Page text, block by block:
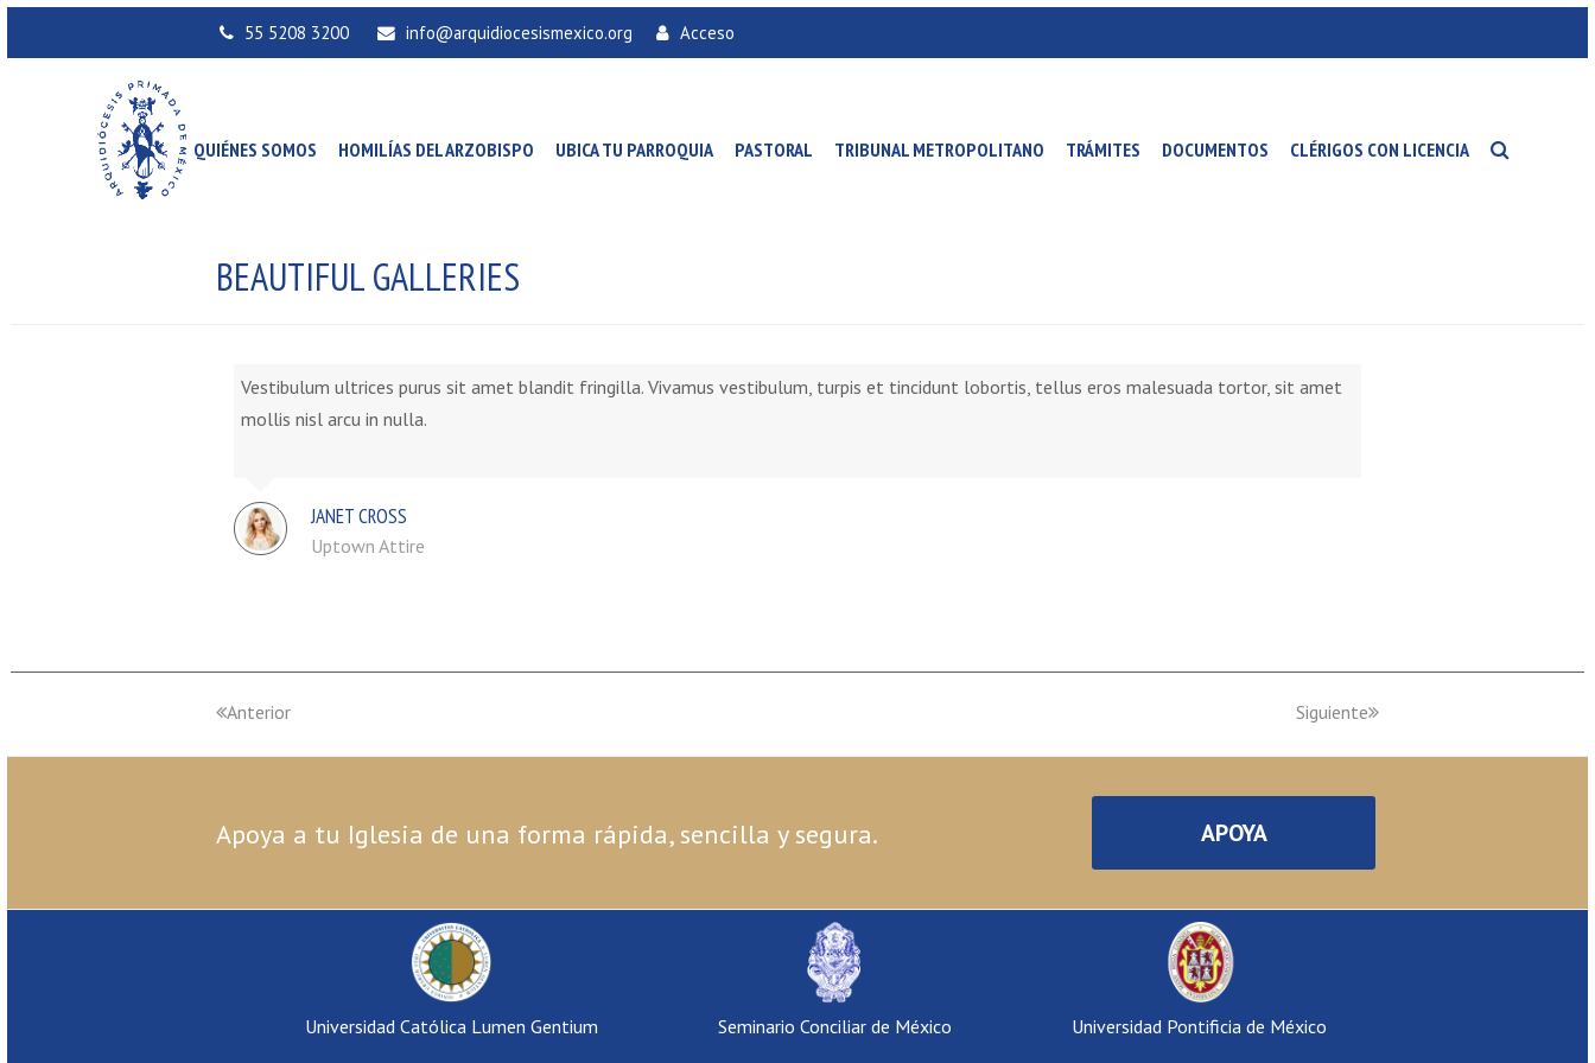
55 5208 3200 info@arquidiocesismexico.org Acceso
QUIÉNES SOMOS HOMILÍAS DEL ARZOBISPO UBICA TU PARROQUIA PASTORAL TRIBUNAL METROPOLITANO TRÁMITES DOCUMENTOS CLÉRIGOS CON LICENCIA
BEAUTIFUL GALLERIES
Vestibulum ultrices purus sit amet blandit fringilla. Vivamus vestibulum, turpis et tincidunt lobortis, tellus eros malesuada tortor, sit amet
mollis nisl arcu in nulla.
JANET CROSS
Uptown Attire
Anterior Siguiente
Apoya a tu Iglesia de una forma rápida, sencilla y segura. APOYA
Universidad Católica Lumen Gentium Seminario Conciliar de México Universidad Pontificia de México